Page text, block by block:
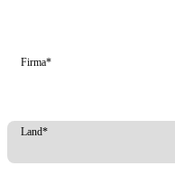
Firma*
Land*